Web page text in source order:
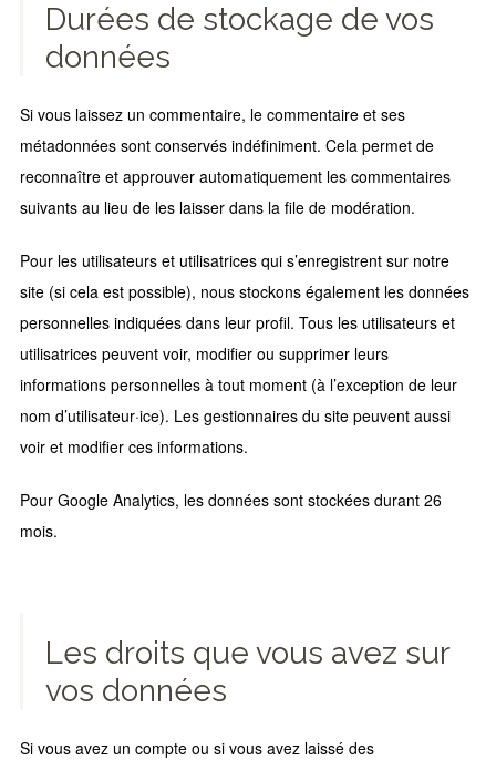
Durées de stockage de vos
données
Si vous laissez un commentaire, le commentaire et ses
métadonnées sont conservés indéfiniment. Cela permet de
reconnaître et approuver automatiquement les commentaires
suivants au lieu de les laisser dans la file de modération.
Pour les utilisateurs et utilisatrices qui s’enregistrent sur notre
site (si cela est possible), nous stockons également les données
personnelles indiquées dans leur profil. Tous les utilisateurs et
utilisatrices peuvent voir, modifier ou supprimer leurs
informations personnelles à tout moment (à l’exception de leur
nom d’utilisateur·ice). Les gestionnaires du site peuvent aussi
voir et modifier ces informations.
Pour Google Analytics, les données sont stockées durant 26
mois.
Les droits que vous avez sur
vos données
Si vous avez un compte ou si vous avez laissé des